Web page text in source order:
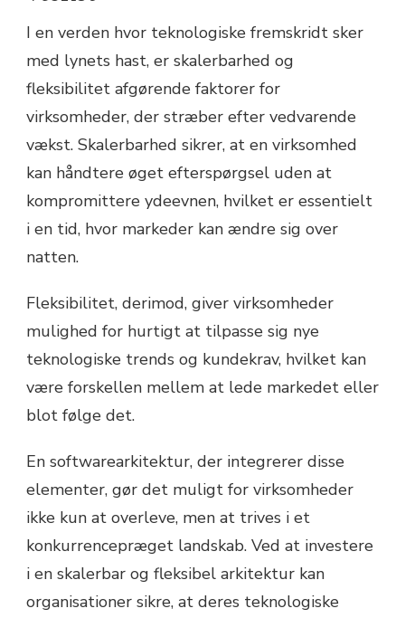
I en verden hvor teknologiske fremskridt sker
med lynets hast, er skalerbarhed og
fleksibilitet afgørende faktorer for
virksomheder, der stræber efter vedvarende
vækst. Skalerbarhed sikrer, at en virksomhed
kan håndtere øget efterspørgsel uden at
kompromittere ydeevnen, hvilket er essentielt
i en tid, hvor markeder kan ændre sig over
natten.
Fleksibilitet, derimod, giver virksomheder
mulighed for hurtigt at tilpasse sig nye
teknologiske trends og kundekrav, hvilket kan
være forskellen mellem at lede markedet eller
blot følge det.
En softwarearkitektur, der integrerer disse
elementer, gør det muligt for virksomheder
ikke kun at overleve, men at trives i et
konkurrencepræget landskab. Ved at investere
i en skalerbar og fleksibel arkitektur kan
organisationer sikre, at deres teknologiske